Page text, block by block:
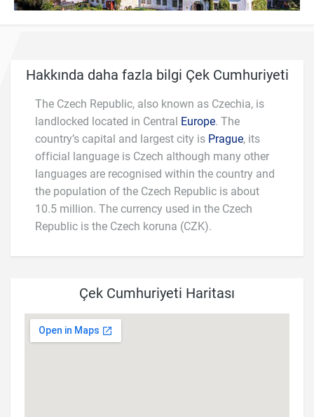
Hakkında daha fazla bilgi Çek Cumhuriyeti
The Czech Republic, also known as Czechia, is
landlocked located in Central Europe. The
country’s capital and largest city is Prague, its
official language is Czech although many other
languages are recognised within the country and
the population of the Czech Republic is about
10.5 million. The currency used in the Czech
Republic is the Czech koruna (CZK).
Çek Cumhuriyeti Haritası